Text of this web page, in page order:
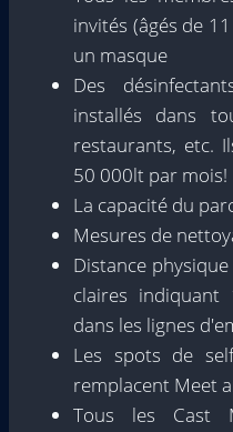
invités (âgés de
un masque
Des
installés dans
restaurants, etc.
50 000lt par mois!
La capacité du
Mesures de
Distance
claires
dans les lignes
Les spots de
remplacent Meet
Tous les Cast